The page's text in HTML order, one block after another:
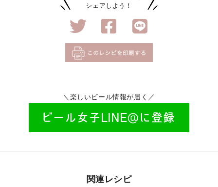
シェアしよう！
＼楽しいビール情報が届く／
関連レシピ